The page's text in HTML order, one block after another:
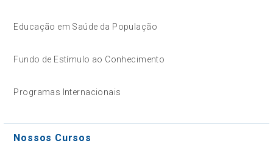
Educação em Saúde da População
Fundo de Estímulo ao Conhecimento
Programas Internacionais
Nossos Cursos